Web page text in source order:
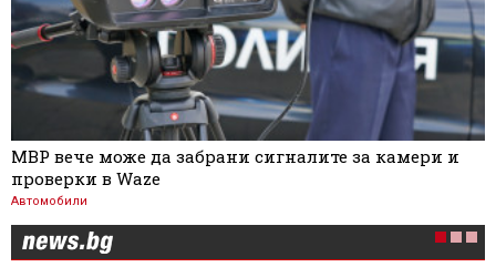
МВР вече може да забрани сигналите за камери и
проверки в Waze
Автомобили